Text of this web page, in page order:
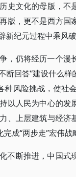
史文化的母版，不
版，更不是西方国
纪元过程中乘风破
，仍将经历一个
回答“建设什么
种风险挑战，使社
以人民为中心的
、上层建筑与经济
成“两步走”宏伟战
不断推进，中国